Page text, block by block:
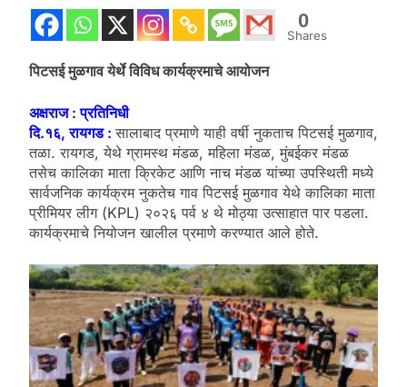
0
Shares
पिटसई मुळगाव येर्थे विविध कार्यक्रमाचे आयोजन
अक्षराज : प्रतिनिधी
दि.१६, रायगड :सालाबाद प्रमाणे याही वर्षी नुकताच पिटसई मुळगाव,
तळा. रायगड, येथे ग्रामस्थ मंडळ, महिला मंडळ, मुंबईकर मंडळ
तसेच कालिका माता क्रिकेट आणि नाच मंडळ यांच्या उपस्थिती मध्ये
सार्वजनिक कार्यक्रम नुकतेच गाव पिटसई मुळगाव येथे कालिका माता
प्रीमियर लीग (KPL) २०२६ पर्व ४ थे मोठ्या उत्साहात पार पडला.
कार्यक्रमाचे नियोजन खालील प्रमाणे करण्यात आले होते.